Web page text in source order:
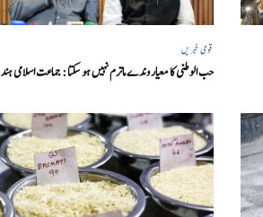
قومی خبریں
حب الوطنی کا معیار وندے ماترم نہیں ہو سکتا : جماعت اسلامی ہند